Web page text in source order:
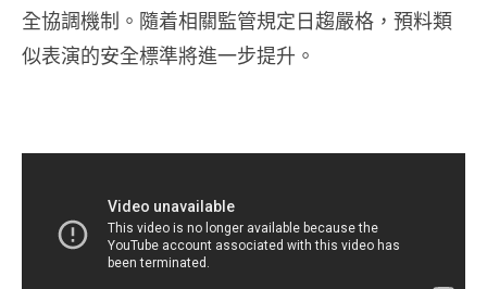
全協調機制。隨着相關監管規定日趨嚴格，預料類
似表演的安全標準將進一步提升。